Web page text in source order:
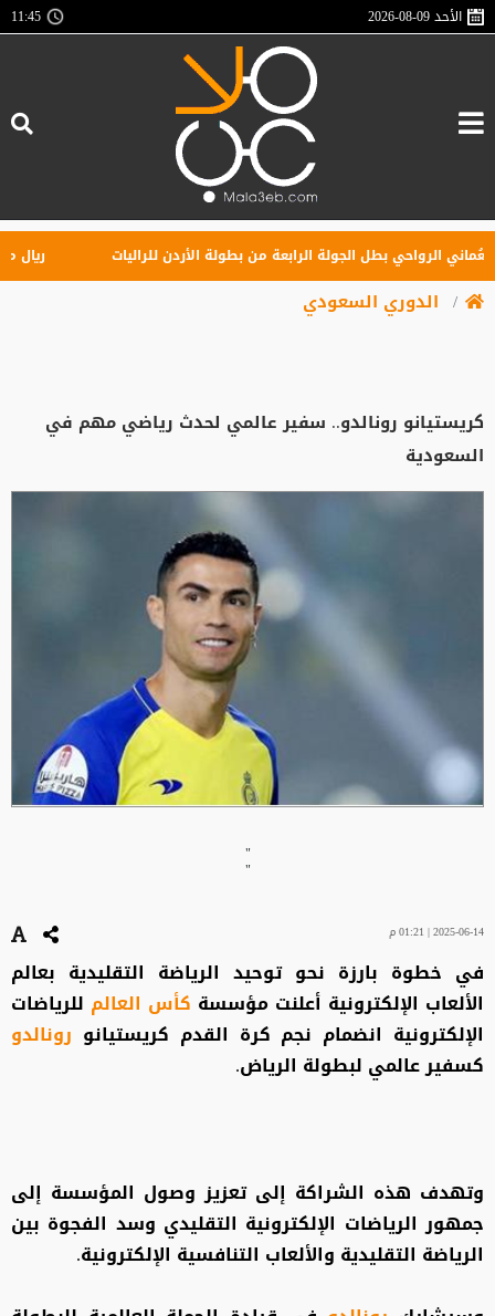
الأحد2026-08-09
11:45
الرواحي بطل الجولة الرابعة من بطولة الأردن للراليات ريال
الدوري السعودي
كريستيانو رونالدو.. سفير عالمي لحدث رياضي مهم في
السعودية
"
"
2025-06-14 | 01:21 م
في خطوة بارزة نحو توحيد الرياضة التقليدية بعالم
الألعاب الإلكترونية أعلنت مؤسسة كأس العالم للرياضات
الإلكترونية انضمام نجم كرة القدم كريستيانو رونالدو
كسفير عالمي لبطولة الرياض.
وتهدف هذه الشراكة إلى تعزيز وصول المؤسسة إلى
جمهور الرياضات الإلكترونية التقليدي وسد الفجوة بين
الرياضة التقليدية والألعاب التنافسية الإلكترونية.